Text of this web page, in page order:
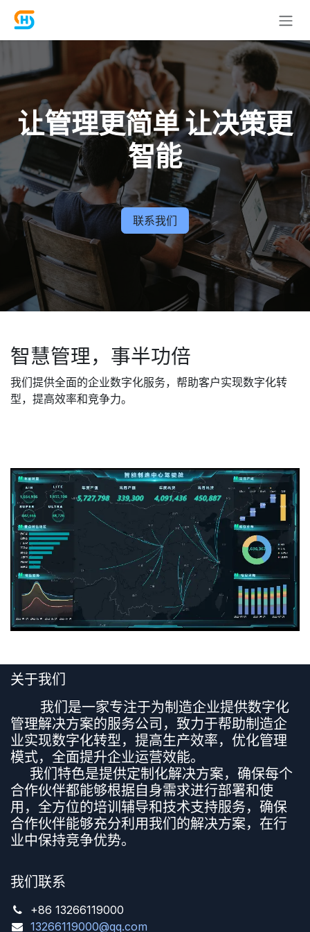
跳至内容
让管理更简单 让决策更
智能
联系我们
智慧管理，事半功倍
我们提供全面的企业数字化服务，帮助客户实现数字化转
型，提高效率和竞争力。
关于我们
​ 我们是一家专注于为制造企业提供数字化
管理解决方案的服务公司，致力于帮助制造企
业实现数字化转型，提高生产效率，优化管理
模式，全面提升企业运营效能。
我们特色是提供定制化解决方案，确保每个
合作伙伴都能够根据自身需求进行部署和使
用，全方位的培训辅导和技术支持服务，确保
合作伙伴能够充分利用我们的解决方案，在行
业中保持竞争优势。
我们联系
+86 13266119000
13266119000@qq.com